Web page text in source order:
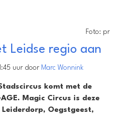
Foto: pr
Leidse regio aan
uur door Marc Wonnink
komt met de
Magic Circus is deze
Oegstgeest,